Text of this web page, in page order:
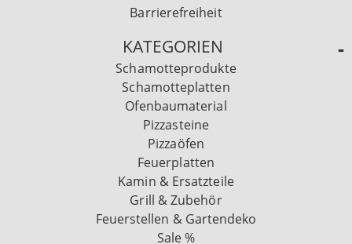
Barrierefreiheit
KATEGORIEN
Schamotteprodukte
Schamotteplatten
Ofenbaumaterial
Pizzasteine
Pizzaöfen
Feuerplatten
Kamin & Ersatzteile
Grill & Zubehör
Feuerstellen & Gartendeko
Sale %